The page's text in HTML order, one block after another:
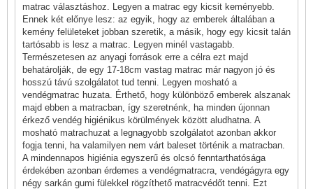
matrac választáshoz. Legyen a matrac egy kicsit keményebb.
Ennek két előnye lesz: az egyik, hogy az emberek általában a
kemény felületeket jobban szeretik, a másik, hogy egy kicsit talán
tartósabb is lesz a matrac. Legyen minél vastagabb.
Természetesen az anyagi források erre a célra ezt majd
behatárolják, de egy 17-18cm vastag matrac már nagyon jó és
hosszú távú szolgálatot tud tenni. Legyen mosható a
vendégmatrac huzata. Érthető, hogy különböző emberek alszanak
majd ebben a matracban, így szeretnénk, ha minden újonnan
érkező vendég higiénikus körülmények között aludhatna. A
mosható matrachuzat a legnagyobb szolgálatot azonban akkor
fogja tenni, ha valamilyen nem várt baleset történik a matracban.
A mindennapos higiénia egyszerű és olcsó fenntarthatósága
érdekében azonban érdemes a vendégmatracra, vendégágyra egy
négy sarkán gumi fülekkel rögzíthető matracvédőt tenni. Ezt